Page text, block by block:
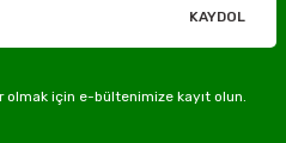
KAYDOL
için e-bültenimize kayıt olun.